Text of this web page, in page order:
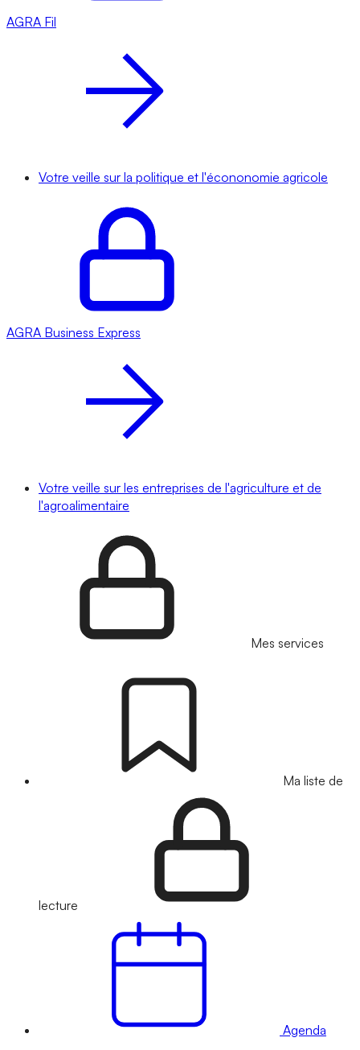
AGRA Fil
Votre veille sur la politique et l'écononomie agricole
AGRA Business Express
Votre veille sur les entreprises de l'agriculture et de
l'agroalimentaire
Mes services
Ma liste de
lecture
Agenda